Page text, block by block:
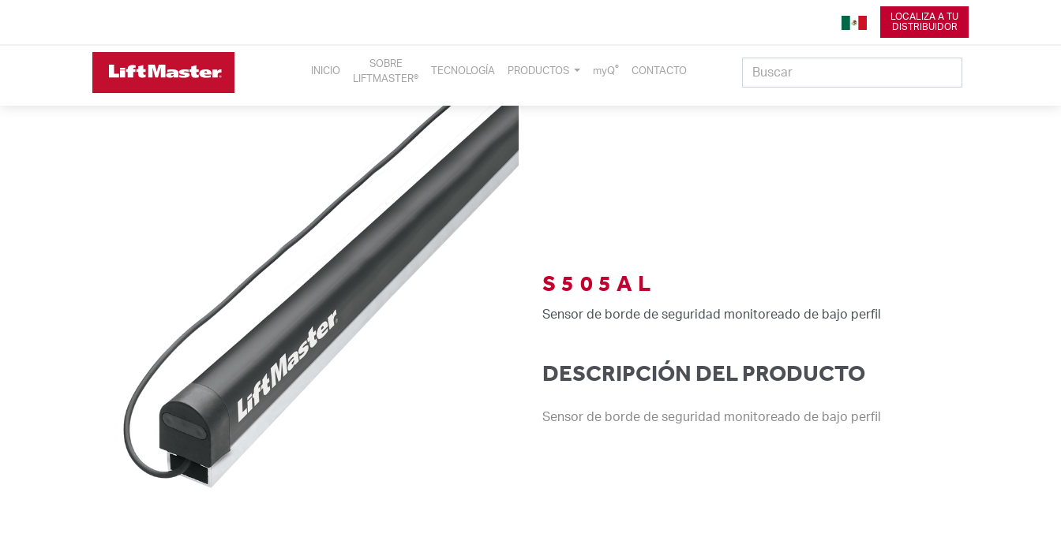
LOCALIZA A TU
DISTRIBUIDOR
INICIO
SOBRE
LIFTMASTER®
TECNOLOGÍA PRODUCTOS myQ® CONTACTO
S505AL
Sensor de borde de seguridad monitoreado de bajo perfil
DESCRIPCIÓN DEL PRODUCTO
Sensor de borde de seguridad monitoreado de bajo perfil